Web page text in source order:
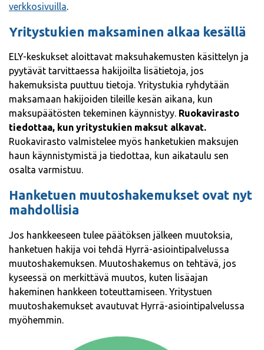
verkkosivuilla
Yritystukien maksaminen alkaa kesällä
ELY-keskukset aloittavat maksuhakemusten käsittelyn ja
pyytävät tarvittaessa hakijoilta lisätietoja, jos
hakemuksista puuttuu tietoja. Yritystukia ryhdytään
maksamaan hakijoiden tileille kesän aikana, kun
maksupäätösten tekeminen käynnistyy. Ruokavirasto
tiedottaa, kun yritystukien maksut alkavat.
Ruokavirasto valmistelee myös hanketukien maksujen
haun käynnistymistä ja tiedottaa, kun aikataulu sen
osalta varmistuu.
Hanketuen muutoshakemukset ovat nyt
mahdollisia
Jos hankkeeseen tulee päätöksen jälkeen muutoksia,
hanketuen hakija voi tehdä Hyrrä-asiointipalvelussa
muutoshakemuksen. Muutoshakemus on tehtävä, jos
kyseessä on merkittävä muutos, kuten lisäajan
hakeminen hankkeen toteuttamiseen. Yritystuen
muutoshakemukset avautuvat Hyrrä-asiointipalvelussa
myöhemmin.